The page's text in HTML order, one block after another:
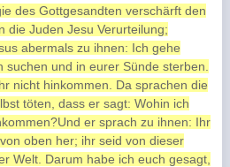
des Gottgesandten verschärft den
die Juden Jesu Verurteilung;
abermals zu ihnen: Ich gehe
suchen und in eurer Sünde sterben.
nicht hinkommen. Da sprachen die
töten, dass er sagt: Wohin ich
er sprach zu ihnen: Ihr
oben her; ihr seid von dieser
Welt. Darum habe ich euch gesagt,